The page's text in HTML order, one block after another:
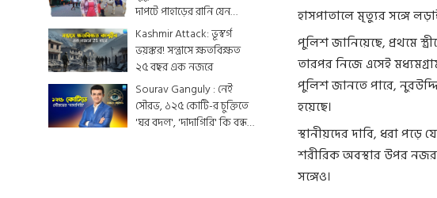
দাপটে পাহাড়ের রানি যেন
একটুকরো স্বর্গ
Kashmir Attack: ভূস্বর্গ
ভয়ঙ্কর! সন্ত্রাসে ক্ষতবিক্ষত
২৫ বছর এক নজরে
Sourav Ganguly : নেই
সৌরভ, ১২৫ কোটি-র চুক্তিতে
'ঘর বদল', 'দাদাগিরি' কি বন্ধ
হাসপাতালে মৃত্যুর সঙ্গে
পুলিশ জানিয়েছে, প্রথমে
তারপর নিজে এসেই
পুলিশ জানতে পারে,
হয়েছে।
স্থানীয়দের দাবি, ধরা পড়ে
শরীরিক অবস্থার উপর নজর
সঙ্গেও।